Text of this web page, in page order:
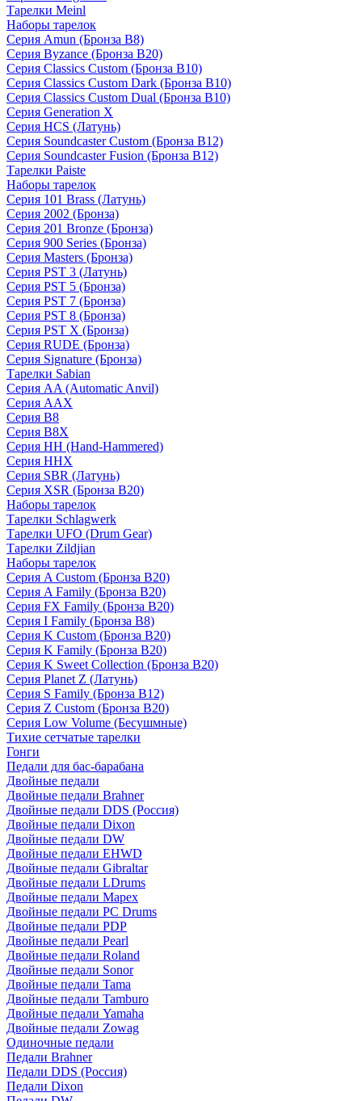
Тарелки Meinl
Наборы тарелок
Серия Amun (Бронза B8)
Серия Byzance (Бронза B20)
Серия Classics Custom (Бронза B10)
Серия Classics Custom Dark (Бронза B10)
Серия Classics Custom Dual (Бронза B10)
Серия Generation X
Серия HCS (Латунь)
Серия Soundcaster Custom (Бронза B12)
Серия Soundcaster Fusion (Бронза B12)
Тарелки Paiste
Наборы тарелок
Серия 101 Brass (Латунь)
Серия 2002 (Бронза)
Серия 201 Bronze (Бронза)
Серия 900 Series (Бронза)
Серия Masters (Бронза)
Серия PST 3 (Латунь)
Серия PST 5 (Бронза)
Серия PST 7 (Бронза)
Серия PST 8 (Бронза)
Серия PST X (Бронза)
Серия RUDE (Бронза)
Серия Signature (Бронза)
Тарелки Sabian
Серия AA (Automatic Anvil)
Серия AAX
Серия B8
Серия B8X
Серия HH (Hand-Hammered)
Серия HHX
Серия SBR (Латунь)
Серия XSR (Бронза B20)
Наборы тарелок
Тарелки Schlagwerk
Тарелки UFO (Drum Gear)
Тарелки Zildjian
Наборы тарелок
Серия A Custom (Бронза B20)
Серия A Family (Бронза B20)
Серия FX Family (Бронза B20)
Серия I Family (Бронза B8)
Серия K Custom (Бронза B20)
Серия K Family (Бронза B20)
Серия K Sweet Collection (Бронза B20)
Серия Planet Z (Латунь)
Серия S Family (Бронза B12)
Серия Z Custom (Бронза B20)
Серия Low Volume (Бесушмные)
Тихие сетчатые тарелки
Гонги
Педали для бас-барабана
Двойные педали
Двойные педали Brahner
Двойные педали DDS (Россия)
Двойные педали Dixon
Двойные педали DW
Двойные педали EHWD
Двойные педали Gibraltar
Двойные педали LDrums
Двойные педали Mapex
Двойные педали PC Drums
Двойные педали PDP
Двойные педали Pearl
Двойные педали Roland
Двойные педали Sonor
Двойные педали Tama
Двойные педали Tamburo
Двойные педали Yamaha
Двойные педали Zowag
Одиночные педали
Педали Brahner
Педали DDS (Россия)
Педали Dixon